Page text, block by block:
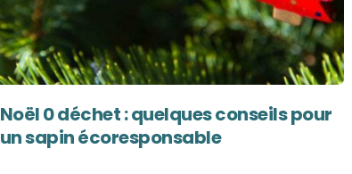
Noël 0 déchet : quelques conseils pour
un sapin écoresponsable